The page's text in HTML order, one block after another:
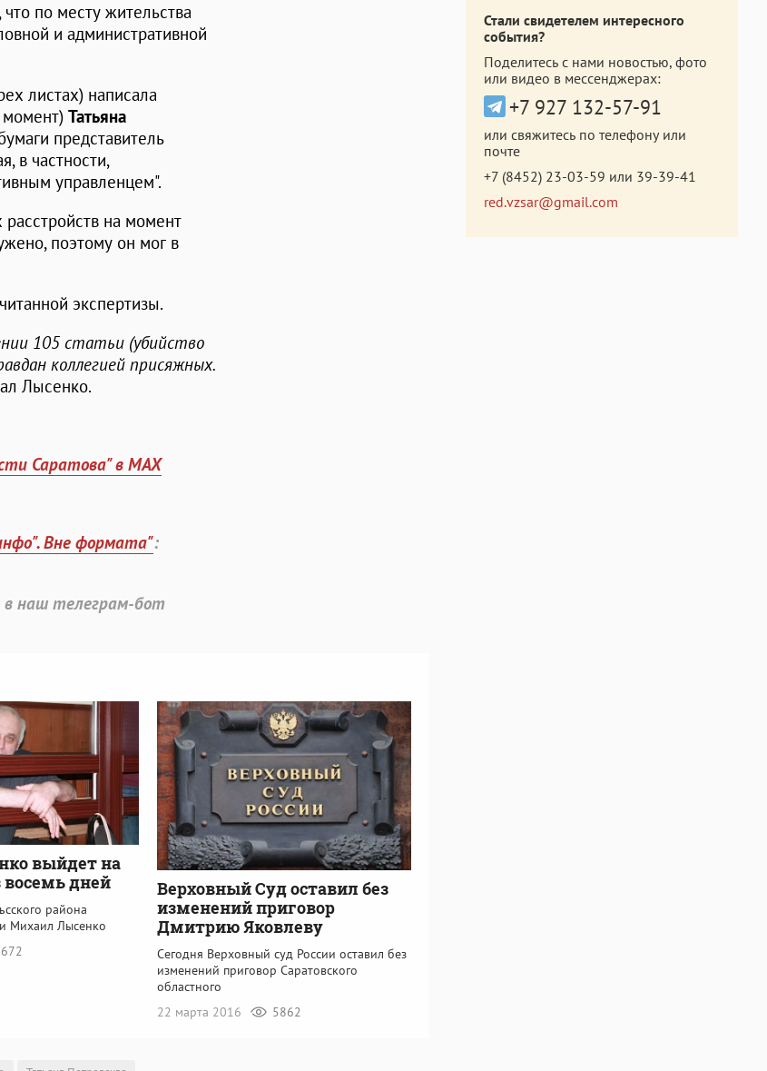
по месту жительства
и административной
листах) написала
момент) Татьяна
представитель
в частности,
управленцем".
на момент
поэтому он мог в
экспертизы.
105 статьи (убийство
коллегией присяжных.
Лысенко.
Саратова" в MAX
Вне формата":
в наш телеграм-бот
выйдет на
восемь дней
района
Михаил Лысенко
Верховный Суд оставил без
изменений приговор
Дмитрию Яковлеву
Сегодня Верховный суд России оставил без
изменений приговор Саратовского
областного
22 марта 2016
5862
Стали свидетелем интересного
события?
Поделитесь с нами новостью, фото
или видео в мессенджерах:
+7 927 132-57-91
или свяжитесь по телефону или
почте
+7 (8452) 23-03-59 или 39-39-41
red.vzsar@gmail.com